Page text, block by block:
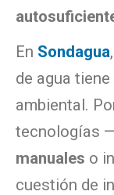
En Sondagua
de agua
ambiental.
tecnologías
manuales o
cuestión de